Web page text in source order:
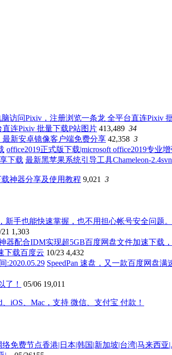
连Pixiv 批量下载P站图片 413,489 34
新安卓镜像客户端免费分享 42,358 3
office2019正式版下载|microsoft office2019专业
最新黑苹果系统引导工具Chameleon-
神器分享及使用教程 9,021 3
1,303
器配合IDM实现超5GB百度网盘文件加速下载
下载百度云 10/23 4,432
SpeedPan 速盘，又一款百度网盘
了！
05/06 19,011